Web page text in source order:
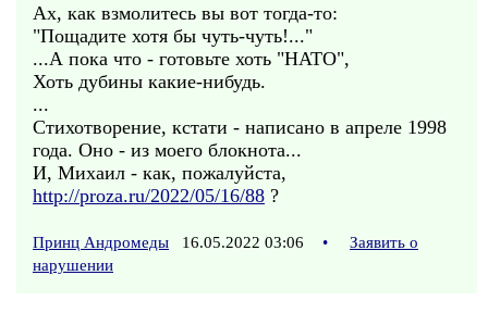
Ах, как взмолитесь вы вот тогда-то:
"Пощадите хотя бы чуть-чуть!..."
...А пока что - готовьте хоть "НАТО",
Хоть дубины какие-нибудь.
...
Стихотворение, кстати - написано в апреле 1998
года. Оно - из моего блокнота...
И, Михаил - как, пожалуйста,
http://proza.ru/2022/05/16/88 ?
Принц Андромеды 16.05.2022 03:06 •
Заявить о
нарушении